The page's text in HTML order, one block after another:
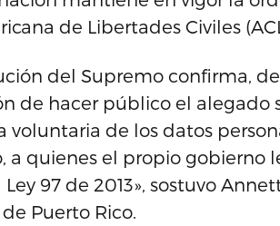
de Libertades Civiles
del Supremo confirma,
de hacer público el
voluntaria de los datos
a quienes el propio
97 de 2013», sostuvo
Puerto Rico.